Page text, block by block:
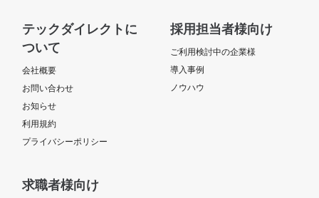
テックダイレクトに
ついて
会社概要
お問い合わせ
お知らせ
利用規約
プライバシーポリシー
採用担当者様向け
ご利用検討中の企業様
導入事例
ノウハウ
求職者様向け